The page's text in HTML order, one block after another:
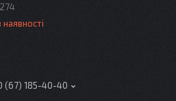
(67) 185-40-40